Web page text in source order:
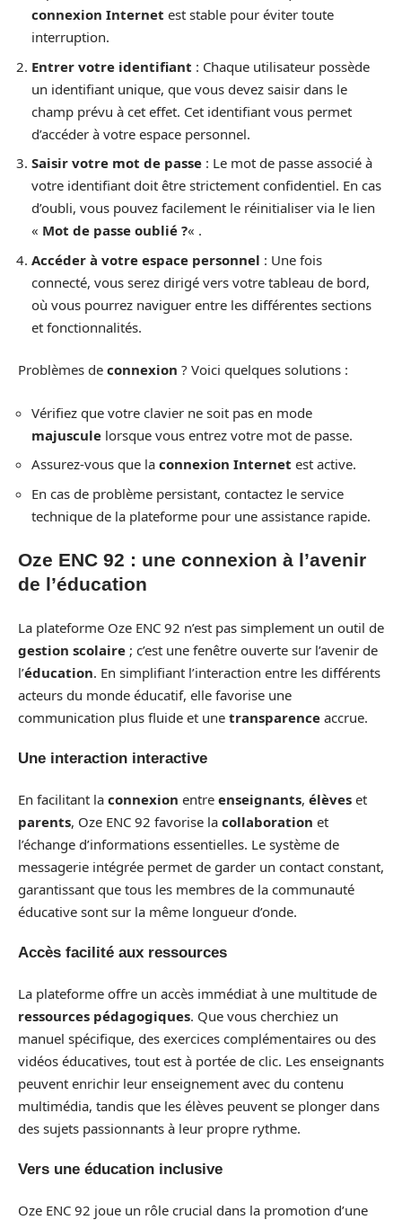
connexion Internet est stable pour éviter toute
interruption.
Entrer votre identifiant : Chaque utilisateur possède
un identifiant unique, que vous devez saisir dans le
champ prévu à cet effet. Cet identifiant vous permet
d’accéder à votre espace personnel.
Saisir votre mot de passe : Le mot de passe associé à
votre identifiant doit être strictement confidentiel. En cas
d’oubli, vous pouvez facilement le réinitialiser via le lien
« Mot de passe oublié ?« .
Accéder à votre espace personnel : Une fois
connecté, vous serez dirigé vers votre tableau de bord,
où vous pourrez naviguer entre les différentes sections
et fonctionnalités.
Problèmes de connexion ? Voici quelques solutions :
Vérifiez que votre clavier ne soit pas en mode
majuscule lorsque vous entrez votre mot de passe.
Assurez-vous que la connexion Internet est active.
En cas de problème persistant, contactez le service
technique de la plateforme pour une assistance rapide.
Oze ENC 92 : une connexion à l’avenir
de l’éducation
La plateforme Oze ENC 92 n’est pas simplement un outil de
gestion scolaire ; c’est une fenêtre ouverte sur l’avenir de
l’éducation. En simplifiant l’interaction entre les différents
acteurs du monde éducatif, elle favorise une
communication plus fluide et une transparence accrue.
Une interaction interactive
En facilitant la connexion entre enseignants, élèves et
parents, Oze ENC 92 favorise la collaboration et
l’échange d’informations essentielles. Le système de
messagerie intégrée permet de garder un contact constant,
garantissant que tous les membres de la communauté
éducative sont sur la même longueur d’onde.
Accès facilité aux ressources
La plateforme offre un accès immédiat à une multitude de
ressources pédagogiques. Que vous cherchiez un
manuel spécifique, des exercices complémentaires ou des
vidéos éducatives, tout est à portée de clic. Les enseignants
peuvent enrichir leur enseignement avec du contenu
multimédia, tandis que les élèves peuvent se plonger dans
des sujets passionnants à leur propre rythme.
Vers une éducation inclusive
Oze ENC 92 joue un rôle crucial dans la promotion d’une